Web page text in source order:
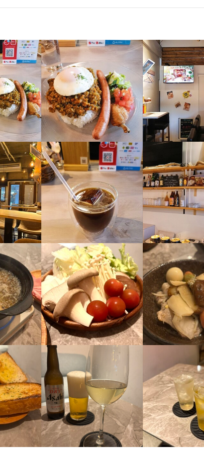
求人を選択する
店長候補 時給： 1,300円〜1,700円
求人を選択する
調理師・調理スタッフ 時給：1,300円〜
求人を選択する
調理師・調理スタッフ 時給： 1,400円〜1,800円
求人を選択する
ホールスタッフ 時給： 1,400円〜2,000円